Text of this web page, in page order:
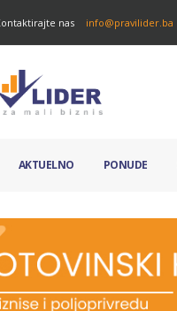
nas info@pravilider.ba
AKTUELNO PONUDE